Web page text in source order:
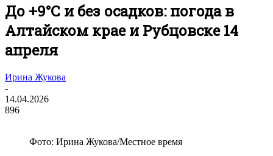
До +9°С и без осадков: погода в
Алтайском крае и Рубцовске 14
апреля
Ирина Жукова
-
14.04.2026
896
Фото: Ирина Жукова/Местное время